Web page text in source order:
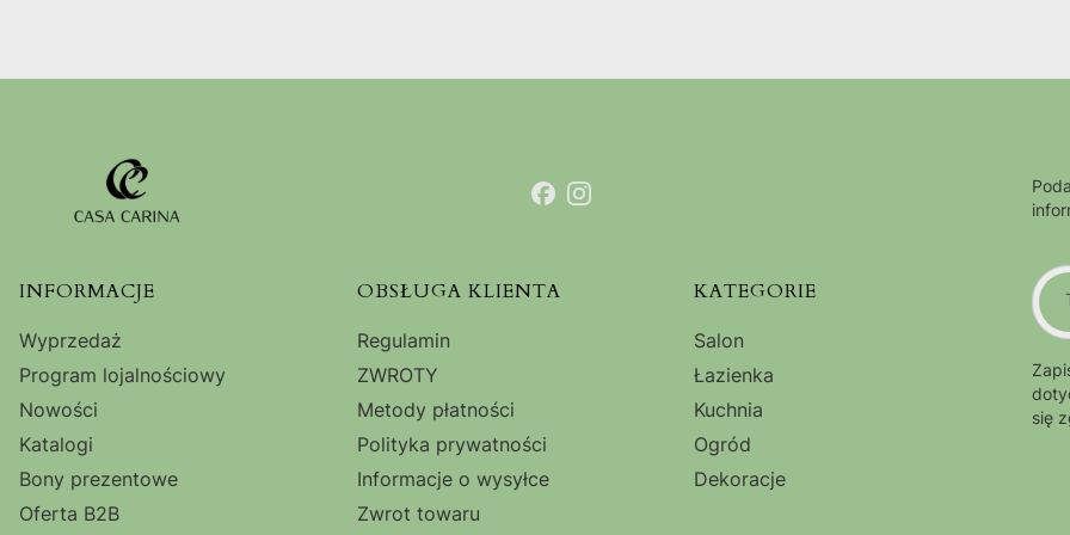
Linki w stopce
INFORMACJE
Wyprzedaż
Program lojalnościowy
Nowości
Katalogi
Bony prezentowe
Oferta B2B
OBSŁUGA KLIENTA
Regulamin
ZWROTY
Metody płatności
Polityka prywatności
Informacje o wysyłce
Zwrot towaru
KATEGORIE
Salon
Łazienka
Kuchnia
Ogród
Dekoracje
się